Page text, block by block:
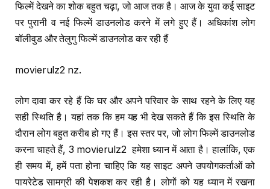
फिल्में देखने का शोक बहुत चढ़ा, जो आज तक है। आज के युवा कई साइट
पर पुरानी व नई फिल्में डाउनलोड करने में लगे हुए हैं। अधिकांश लोग
बॉलीवुड और तेलुगु फिल्में डाउनलोड कर रही हैं
movierulz2 nz.
लोग दावा कर रहे हैं कि घर और अपने परिवार के साथ रहने के लिए यह
सही स्थिति है। यहां तक ​​कि हम यह भी देख सकते हैं कि इस स्थिति के
दौरान लोग बहुत करीब हो गए हैं। इस स्तर पर, जो लोग फिल्में डाउनलोड
करना चाहते हैं, 3 movierulz2 हमेशा ध्यान में आता है। हालांकि, एक
ही समय में, हमें पता होना चाहिए कि यह साइट अपने उपयोगकर्ताओं को
पायरेटेड सामग्री की पेशकश कर रही है। लोगों को यह ध्यान में रखना